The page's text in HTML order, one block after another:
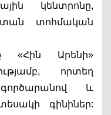
կենտրոնը,
տան տոհմական
«Հին Արենի»
որտեղ
և
գինիներ: